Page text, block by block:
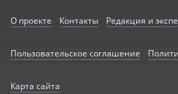
О проекте Контакты Редакция и
Пользовательское соглашение
Карта сайта